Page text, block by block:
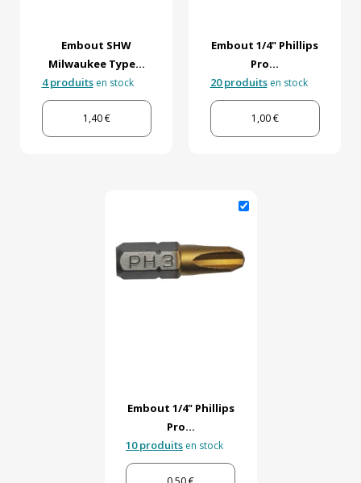
Embout SHW
Milwaukee Type...
4 produitsen stock
1,40 €
Embout 1/4" Phillips
Pro...
20 produitsen stock
1,00 €
Embout 1/4" Phillips
Pro...
10 produits en stock